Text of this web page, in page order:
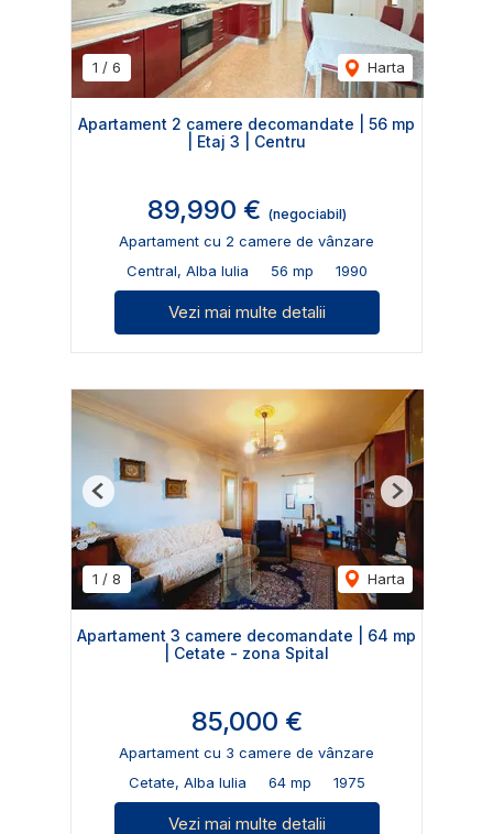
1 / 6 Harta
Apartament 2 camere decomandate | 56 mp
| Etaj 3 | Centru
89,990 € (negociabil)
Apartament cu 2 camere de vânzare
Central, Alba Iulia
56 mp 1990
Vezi mai multe detalii
1 / 8 Harta
Previous Next
Apartament 3 camere decomandate | 64 mp
| Cetate - zona Spital
85,000 €
Apartament cu 3 camere de vânzare
Cetate, Alba Iulia
64 mp 1975
Vezi mai multe detalii